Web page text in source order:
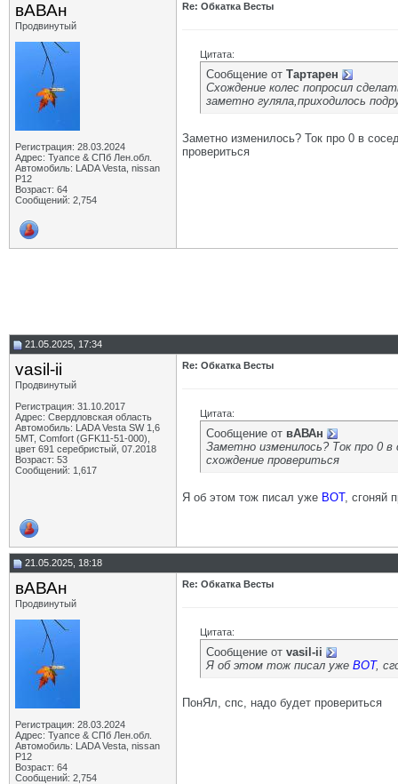
вАВАн
Продвинутый
Регистрация: 28.03.2024
Адрес: Туапсе & СПб Лен.обл.
Автомобиль: LADA Vesta, nissan
P12
Возраст: 64
Сообщений: 2,754
Re: Обкатка Весты
Цитата:
Сообщение от Тартарен
Схождение колес попросил
заметно гуляла,приходилось
Заметно изменилось? Ток про 0 в
провериться
21.05.2025, 17:34
vasil-ii
Продвинутый
Регистрация: 31.10.2017
Адрес: Свердловская область
Автомобиль: LADA Vesta SW 1,6
5МТ, Comfort (GFK11-51-000),
цвет 691 серебристый, 07.2018
Возраст: 53
Сообщений: 1,617
Re: Обкатка Весты
Цитата:
Сообщение от вАВАн
Заметно изменилось? Ток про 0
схождение провериться
Я об этом тож писал уже ВОТ, сгоняй
21.05.2025, 18:18
вАВАн
Продвинутый
Регистрация: 28.03.2024
Адрес: Туапсе & СПб Лен.обл.
Автомобиль: LADA Vesta, nissan
P12
Возраст: 64
Сообщений: 2,754
Re: Обкатка Весты
Цитата:
Сообщение от vasil-ii
Я об этом тож писал уже ВОТ,
ПонЯл, спс, надо будет провериться